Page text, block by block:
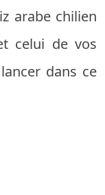
arabe chilien
celui de vos
dans ce